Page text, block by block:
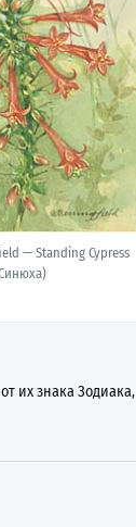
— Standing Cypress
их знака Зодиака,